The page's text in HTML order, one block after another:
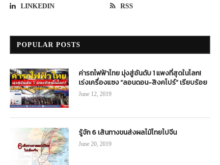
LINKEDIN RSS
POPULAR POSTS
ค่ารถไฟฟ้าไทย มุ่งสู่อันดับ 1 แพงที่สุดในโลก!
เร่งเครื่องแซง “ลอนดอน-สิงคโปร์” เรียบร้อย
June 12, 2019
รู้จัก 6 เส้นทางขนส่งผลไม้ไทยไปจีน
June 20, 2019